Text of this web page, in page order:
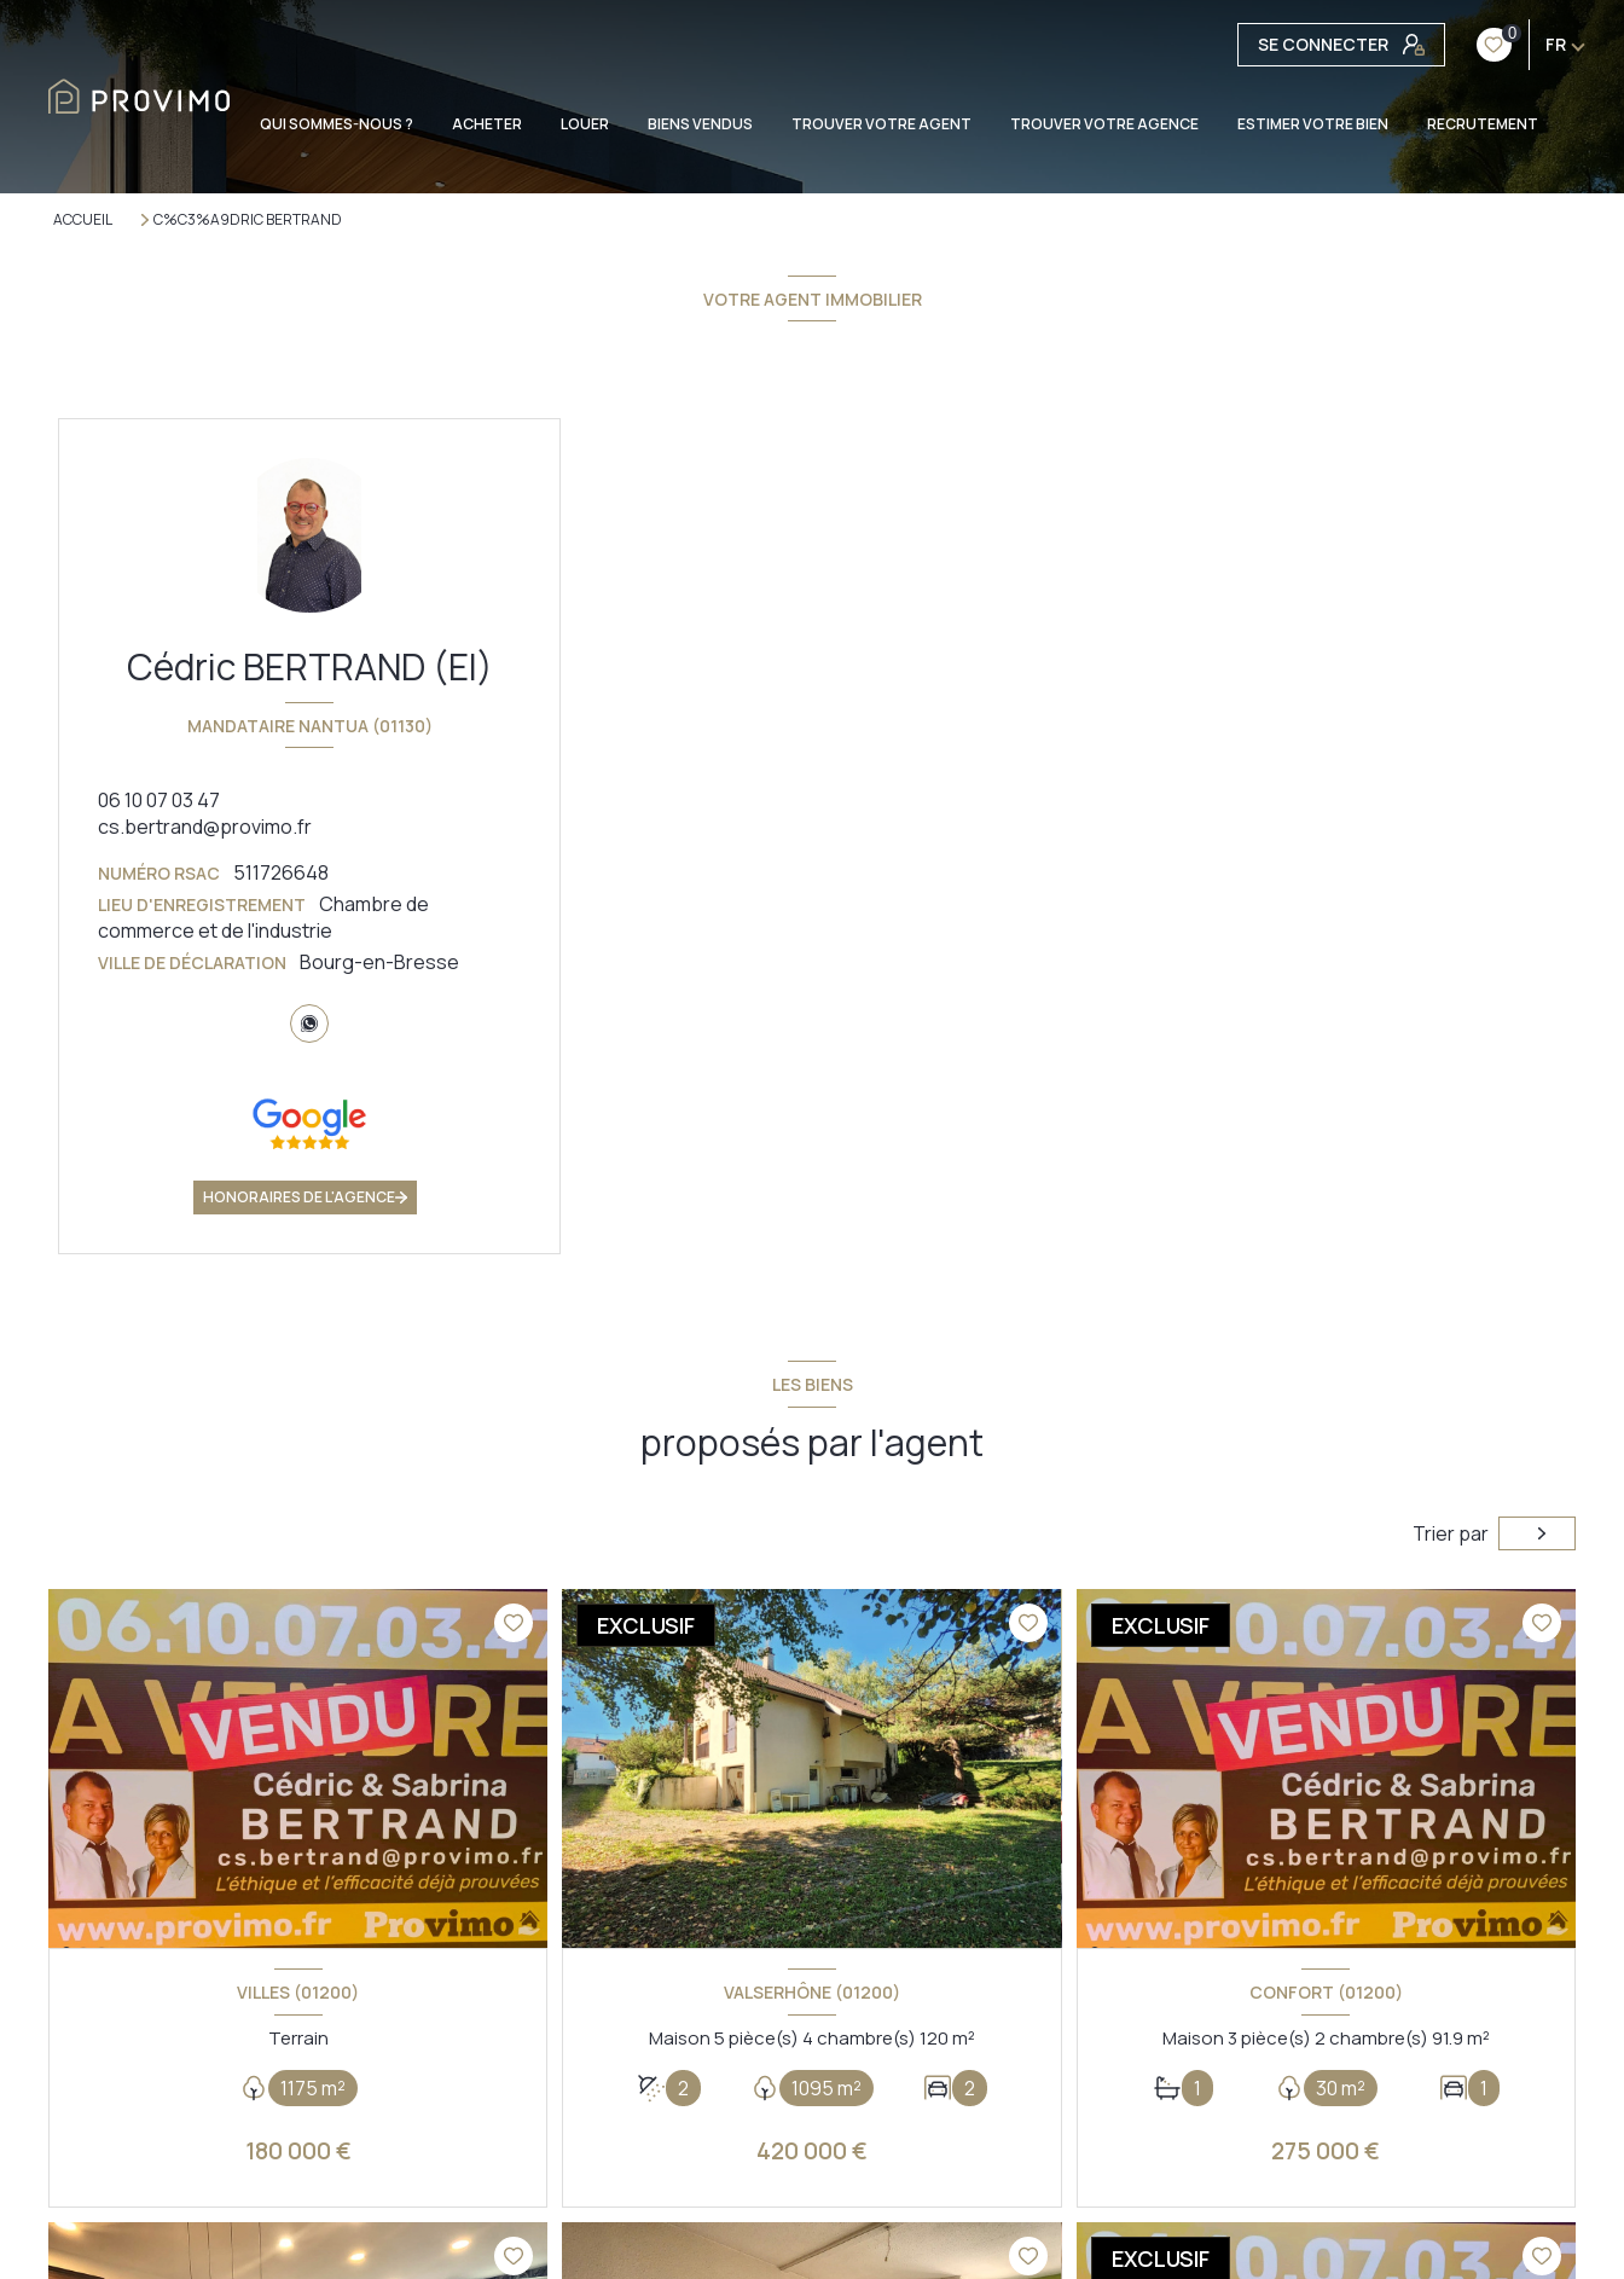
SE CONNECTER 0 FR
QUI SOMMES-NOUS ? ACHETER LOUER BIENS VENDUS TROUVER VOTRE AGENT TROUVER VOTRE AGENCE ESTIMER VOTRE BIEN RECRUTEMENT
ACCUEIL C%C3%A9DRIC BERTRAND
VOTRE AGENT IMMOBILIER
Cédric BERTRAND (EI)
MANDATAIRE NANTUA (01130)
06 10 07 03 47
cs.bertrand@provimo.fr
NUMÉRO RSAC 511726648
LIEU D'ENREGISTREMENT
Chambre de
commerce et de l'industrie
VILLE DE DÉCLARATION Bourg-en-Bresse
HONORAIRES DE L'AGENCE
LES BIENS
proposés par l'agent
Trier par
VILLES (01200)
Terrain
1175 m²
180 000 €
VOIR LE BIEN
EXCLUSIF
VALSERHÔNE (01200)
Maison 5 pièce(s) 4 chambre(s) 120 m²
2 1095 m² 2
420 000 €
VOIR LE BIEN
EXCLUSIF
CONFORT (01200)
Maison 3 pièce(s) 2 chambre(s) 91.9 m²
1 30 m² 1
275 000 €
VOIR LE BIEN
EXCLUSIF